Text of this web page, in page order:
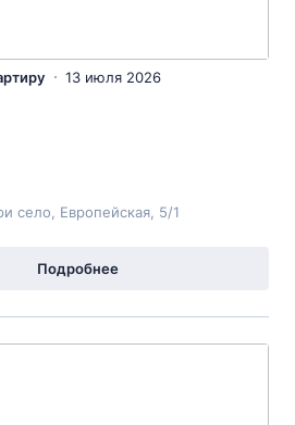
13 июля 2026
село, Европейская, 5/1
Подробнее